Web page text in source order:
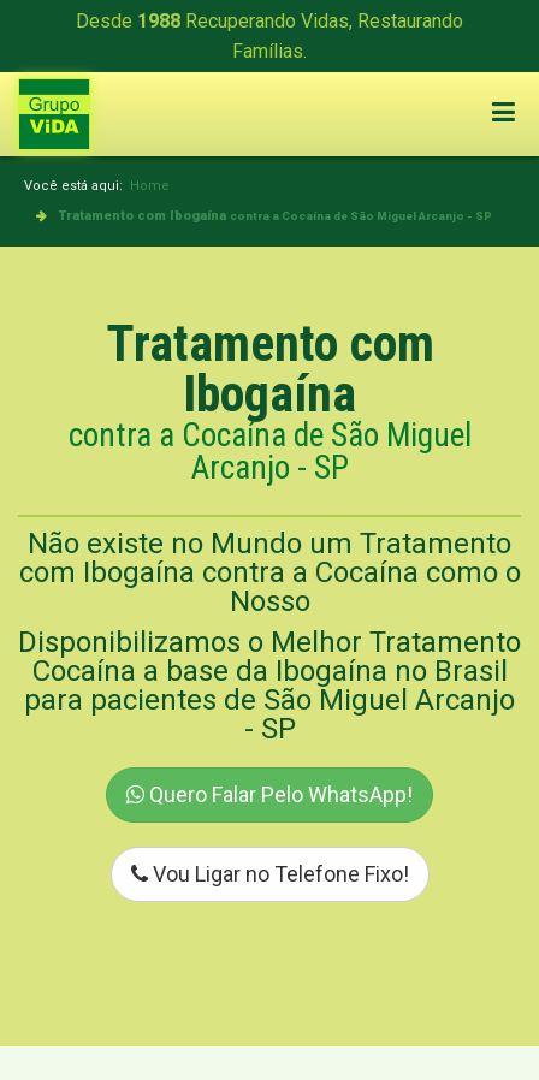
Desde 1988 Recuperando Vidas, Restaurando
Famílias.
Você está aqui: Home
Tratamento com Ibogaína contra a Cocaína de São Miguel Arcanjo - SP
Tratamento com
Ibogaína
contra a Cocaína de São Miguel
Arcanjo - SP
Não existe no Mundo um Tratamento
com Ibogaína contra a Cocaína como o
Nosso
Disponibilizamos o Melhor Tratamento
Cocaína a base da Ibogaína no Brasil
para pacientes de São Miguel Arcanjo
- SP
Quero Falar Pelo WhatsApp!
Vou Ligar no Telefone Fixo!